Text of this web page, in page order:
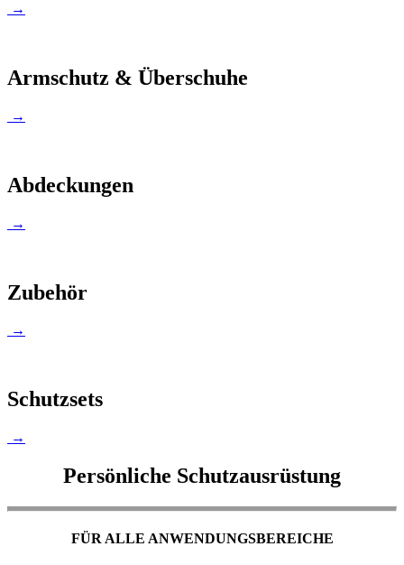
→
Armschutz & Überschuhe
→
Abdeckungen
→
Zubehör
→
Schutzsets
→
Persönliche Schutzausrüstung
FÜR ALLE ANWENDUNGSBEREICHE